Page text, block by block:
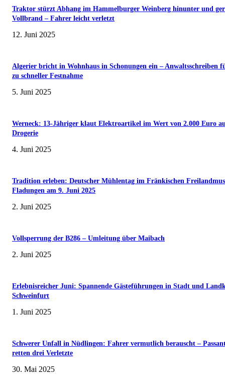
Traktor stürzt Abhang im Hammelburger Weinberg hinunter und
Vollbrand – Fahrer leicht verletzt
12. Juni 2025
Algerier bricht in Wohnhaus in Schonungen ein – Anwaltsschreiben
zu schneller Festnahme
5. Juni 2025
Werneck: 13-Jähriger klaut Elektroartikel im Wert von 2.000 Euro
Drogerie
4. Juni 2025
Tradition erleben: Deutscher Mühlentag im Fränkischen
Fladungen am 9. Juni 2025
2. Juni 2025
Vollsperrung der B286 – Umleitung über Maibach
2. Juni 2025
Erlebnisreicher Juni: Spannende Gästeführungen in Stadt und
Schweinfurt
1. Juni 2025
Schwerer Unfall in Nüdlingen: Fahrer vermutlich berauscht –
retten drei Verletzte
30. Mai 2025